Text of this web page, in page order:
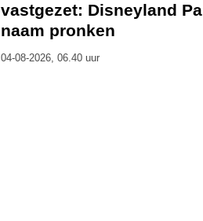
vastgezet: Disneyland
naam pronken
04-08-2026, 06.40 uur